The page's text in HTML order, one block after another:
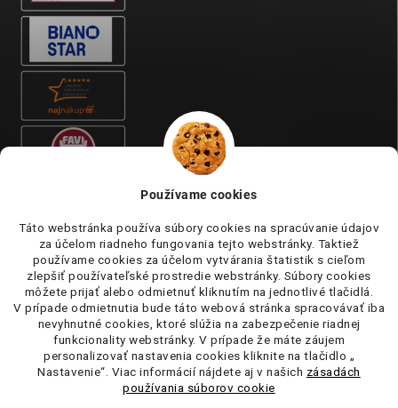
Používame cookies
Táto webstránka používa súbory cookies na spracúvanie údajov
za účelom riadneho fungovania tejto webstránky. Taktiež
používame cookies za účelom vytvárania štatistik s cieľom
zlepšiť používateľské prostredie webstránky. Súbory cookies
môžete prijať alebo odmietnuť kliknutím na jednotlivé tlačidlá.
V prípade odmietnutia bude táto webová stránka spracovávať iba
nevyhnutné cookies, ktoré slúžia na zabezpečenie riadnej
funkcionality webstránky. V prípade že máte záujem
personalizovať nastavenia cookies kliknite na tlačidlo „
Nastavenie“. Viac informácií nájdete aj v našich zásadách
používania súborov cookie